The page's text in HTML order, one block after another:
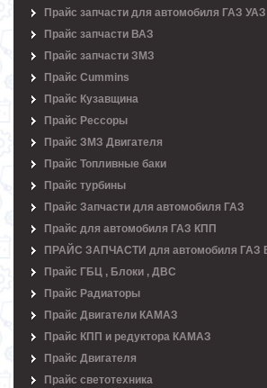
Прайс запчасти для автомобиля ГАЗ УАЗ
Прайс запчасти ВАЗ
Прайс запчасти ЗМЗ
Прайс Cummins
Прайс Кузавщина
Прайс Рессоры
Прайс ЗМЗ Двигателя
Прайс Топливные баки
Прайс турбины
Прайс Запчасти для автомобиля ГАЗ
Прайс для автомобиля ГАЗ КПП
ПРАЙС ЗАПЧАСТИ для автомобиля ГАЗ
Прайс ГБЦ , Блоки , ДВС
Прайс Радиаторы
Прайс Двигатели КАМАЗ
Прайс КПП и редуктора КАМАЗ
Прайс Двигателя
Прайс светотехника